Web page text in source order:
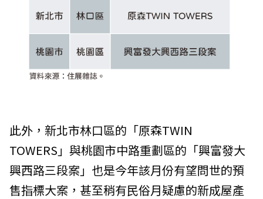
此外，新北市林口區的「原森TWIN
TOWERS」與桃園市中路重劃區的「興富發大
興西路三段案」也是今年該月份有望問世的預
售指標大案，甚至稍有民俗月疑慮的新成屋產